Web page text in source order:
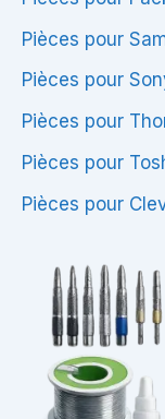
Pièces pour
Pièces pour
Pièces pour
Pièces pour
Pièces pour